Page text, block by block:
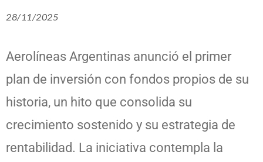
28/11/2025
Aerolíneas Argentinas anunció el primer
plan de inversión con fondos propios de su
historia, un hito que consolida su
crecimiento sostenido y su estrategia de
rentabilidad. La iniciativa contempla la